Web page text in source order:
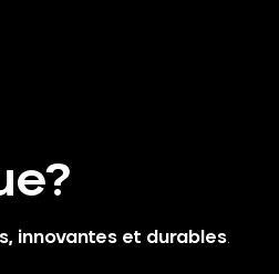
innovantes et durables